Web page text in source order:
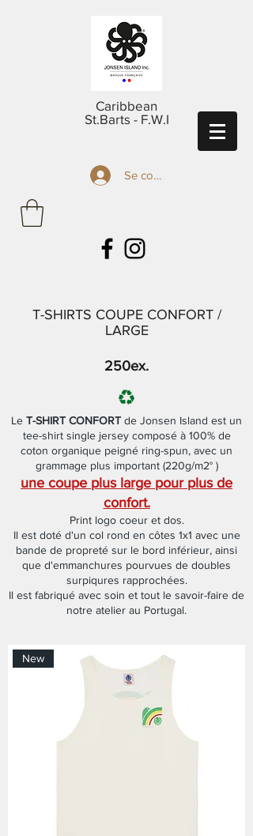
Caribbean
St.Barts - F.W.I
Se connecter
T-SHIRTS COUPE CONFORT /
LARGE
250ex.
Le T-SHIRT CONFORT de Jonsen Island est un
tee-shirt single jersey composé à 100% de
coton organique peigné ring-spun, avec un
grammage plus important (220g/m2° )
une coupe plus large pour plus de
confort.
Print logo coeur et dos.
Il est doté d'un col rond en côtes 1x1 avec une
bande de propreté sur le bord inférieur, ainsi
que d'emmanchures pourvues de doubles
surpiqures rapprochées.
Il est fabriqué avec soin et tout le savoir-faire de
notre atelier au Portugal.
New